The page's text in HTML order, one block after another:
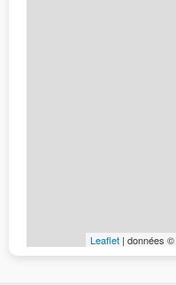
Leaflet | données ©